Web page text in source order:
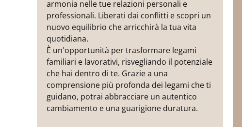
armonia nelle tue relazioni personali e
professionali. Liberati dai conflitti e scopri un
nuovo equilibrio che arricchirà la tua vita
quotidiana.
È un'opportunità per trasformare legami
familiari e lavorativi, risvegliando il potenziale
che hai dentro di te. Grazie a una
comprensione più profonda dei legami che ti
guidano, potrai abbracciare un autentico
cambiamento e una guarigione duratura.